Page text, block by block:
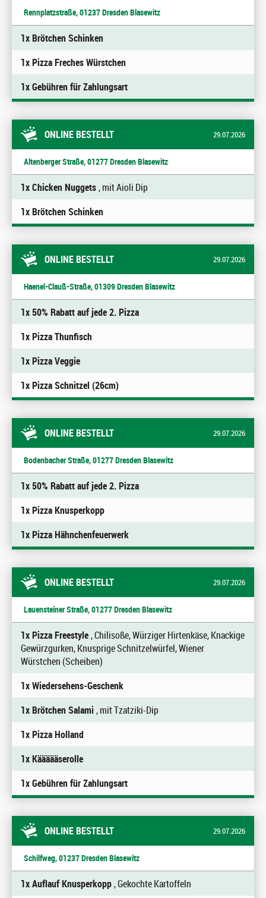
Rennplatzstraße, 01237 Dresden Blasewitz
1x Brötchen Schinken
1x Pizza Freches Würstchen
1x Gebühren für Zahlungsart
ONLINE BESTELLT 29.07.2026
Altenberger Straße, 01277 Dresden Blasewitz
1x Chicken Nuggets, mit Aioli Dip
1x Brötchen Schinken
ONLINE BESTELLT 29.07.2026
Haenel-Clauß-Straße, 01309 Dresden Blasewitz
1x 50% Rabatt auf jede 2. Pizza
1x Pizza Thunfisch
1x Pizza Veggie
1x Pizza Schnitzel (26cm)
ONLINE BESTELLT 29.07.2026
Bodenbacher Straße, 01277 Dresden Blasewitz
1x 50% Rabatt auf jede 2. Pizza
1x Pizza Knusperkopp
1x Pizza Hähnchenfeuerwerk
ONLINE BESTELLT 29.07.2026
Lauensteiner Straße, 01277 Dresden Blasewitz
1x Pizza Freestyle, Chilisoße, Würziger Hirtenkäse, Knackige
Gewürzgurken, Knusprige Schnitzelwürfel, Wiener
Würstchen (Scheiben)
1x Wiedersehens-Geschenk
1x Brötchen Salami , mit Tzatziki-Dip
1x Pizza Holland
1x Käääääserolle
1x Gebühren für Zahlungsart
ONLINE BESTELLT 29.07.2026
Schilfweg, 01237 Dresden Blasewitz
1x Auflauf Knusperkopp, Gekochte Kartoffeln